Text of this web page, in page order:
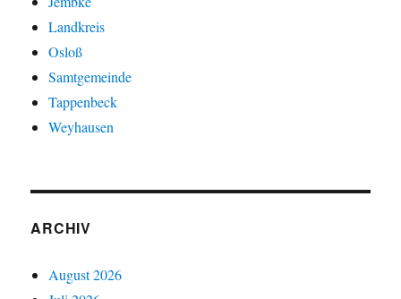
Landkreis
Osloß
Samtgemeinde
Tappenbeck
Weyhausen
ARCHIV
August 2026